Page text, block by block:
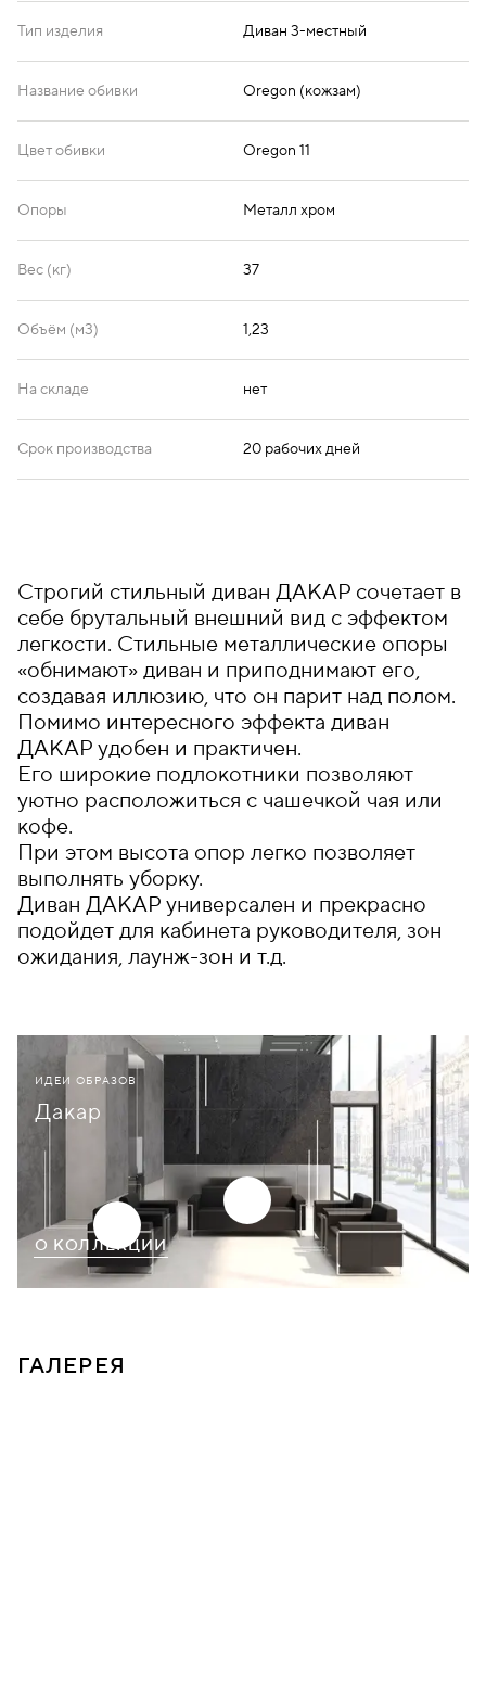
Oregon 25
Oregon 33
Тип изделия Диван 3-местный
Название обивки Oregon (кожзам)
Цвет обивки Oregon 11
Опоры Металл хром
Вес (кг) 37
Объём (м3) 1,23
На складе нет
Срок производства 20 рабочих дней
Строгий стильный диван ДАКАР сочетает в
себе брутальный внешний вид с эффектом
легкости. Стильные металлические опоры
«обнимают» диван и приподнимают его,
создавая иллюзию, что он парит над полом.
Помимо интересного эффекта диван
ДАКАР удобен и практичен.
Его широкие подлокотники позволяют
уютно расположиться с чашечкой чая или
кофе.
При этом высота опор легко позволяет
выполнять уборку.
Диван ДАКАР универсален и прекрасно
подойдет для кабинета руководителя, зон
ожидания, лаунж-зон и т.д.
ИДЕИ ОБРАЗОВ
Дакар
О КОЛЛЕКЦИИ
ГАЛЕРЕЯ